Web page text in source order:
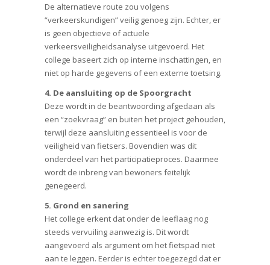
De alternatieve route zou volgens
“verkeerskundigen” veilig genoeg zijn. Echter, er
is geen objectieve of actuele
verkeersveiligheidsanalyse uitgevoerd. Het
college baseert zich op interne inschattingen, en
niet op harde gegevens of een externe toetsing.
4. De aansluiting op de Spoorgracht
Deze wordt in de beantwoording afgedaan als
een “zoekvraag” en buiten het project gehouden,
terwijl deze aansluiting essentieel is voor de
veiligheid van fietsers. Bovendien was dit
onderdeel van het participatieproces. Daarmee
wordt de inbreng van bewoners feitelijk
genegeerd.
5. Grond en sanering
Het college erkent dat onder de leeflaag nog
steeds vervuiling aanwezig is. Dit wordt
aangevoerd als argument om het fietspad niet
aan te leggen. Eerder is echter toegezegd dat er